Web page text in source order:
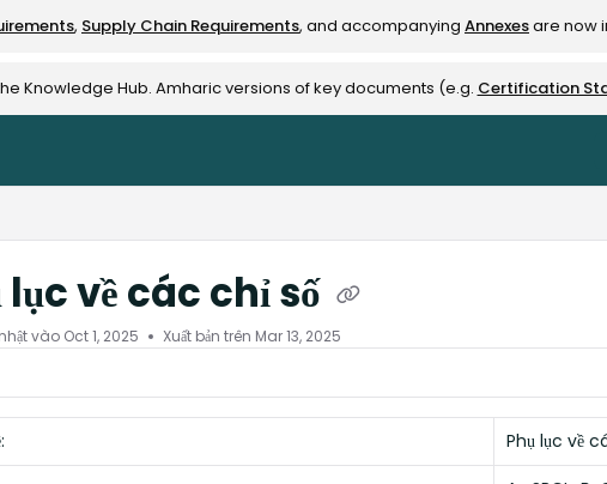
, Supply Chain Requirements, and accompanying Annexesare now
Knowledge Hub. Amharic versions of key documents (e.g. Certification
lục về các chỉ số
vào Oct 1, 2025 Xuất bản trên Mar 13, 2025
Phụ lục về